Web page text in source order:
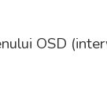
OSD